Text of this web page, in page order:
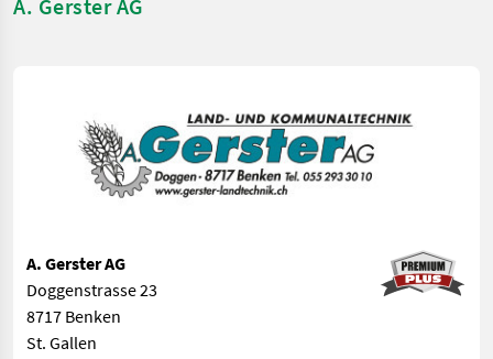
A. Gerster AG
A. Gerster AG
Doggenstrasse 23
8717 Benken
St. Gallen